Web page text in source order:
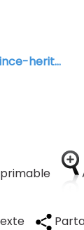
herit...